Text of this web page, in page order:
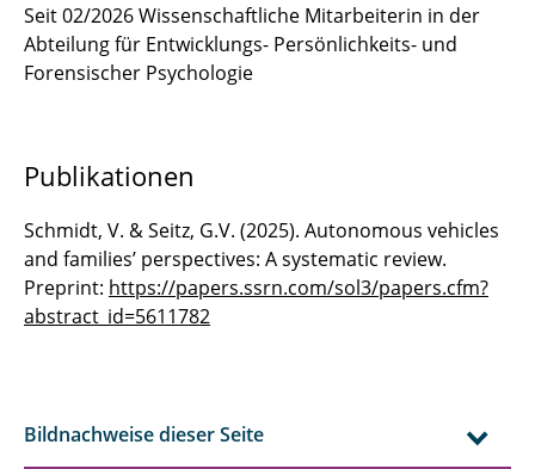
Seit 02/2026 Wissenschaftliche Mitarbeiterin in der
Abteilung für Entwicklungs- Persönlichkeits- und
Forensischer Psychologie
Publikationen
Schmidt, V. & Seitz, G.V. (2025). Autonomous vehicles
and families’ perspectives: A systematic review.
Preprint: https://papers.ssrn.com/sol3/papers.cfm?
abstract_id=5611782
Bildnachweise dieser Seite